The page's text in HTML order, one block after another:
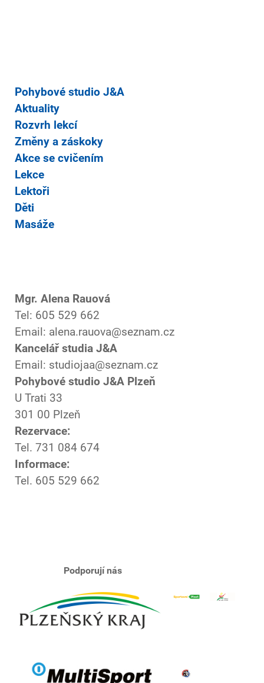
Pohybové studio J&A
Aktuality
Rozvrh lekcí
Změny a záskoky
Akce se cvičením
Lekce
Lektoři
Děti
Masáže
Mgr. Alena Rauová
Tel: 605 529 662
Email: alena.rauova@seznam.cz
Kancelář studia J&A
Email: studiojaa@seznam.cz
Pohybové studio J&A Plzeň
U Trati 33
301 00 Plzeň
Rezervace:
Tel. 731 084 674
Informace:
Tel. 605 529 662
Podporují nás